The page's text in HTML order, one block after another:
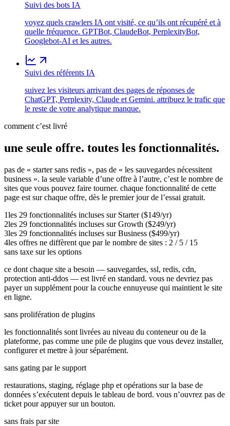
Suivi des bots IA
voyez quels crawlers IA ont visité, ce qu’ils ont récupéré et à
quelle fréquence. GPTBot, ClaudeBot, PerplexityBot,
Googlebot-AI et les autres.
Suivi des référents IA
suivez les visiteurs arrivant des pages de réponses de
ChatGPT, Perplexity, Claude et Gemini. attribuez le trafic que
le reste de votre analytique manque.
comment c’est livré
une seule offre. toutes les fonctionnalités.
pas de « starter sans redis », pas de « les sauvegardes nécessitent
business ». la seule variable d’une offre à l’autre, c’est le nombre de
sites que vous pouvez faire tourner. chaque fonctionnalité de cette
page est sur chaque offre, dès le premier jour de l’essai gratuit.
1les 29 fonctionnalités incluses sur Starter ($149/yr)
2les 29 fonctionnalités incluses sur Growth ($249/yr)
3les 29 fonctionnalités incluses sur Business ($499/yr)
4les offres ne diffèrent que par le nombre de sites : 2 / 5 / 15
sans taxe sur les options
ce dont chaque site a besoin — sauvegardes, ssl, redis, cdn,
protection anti-ddos — est livré en standard. vous ne devriez pas
payer un supplément pour la couche ennuyeuse qui maintient le site
en ligne.
sans prolifération de plugins
les fonctionnalités sont livrées au niveau du conteneur ou de la
plateforme, pas comme une pile de plugins que vous devez installer,
configurer et mettre à jour séparément.
sans gating par le support
restaurations, staging, réglage php et opérations sur la base de
données s’exécutent depuis le tableau de bord. vous n’ouvrez pas de
ticket pour appuyer sur un bouton.
sans frais par site